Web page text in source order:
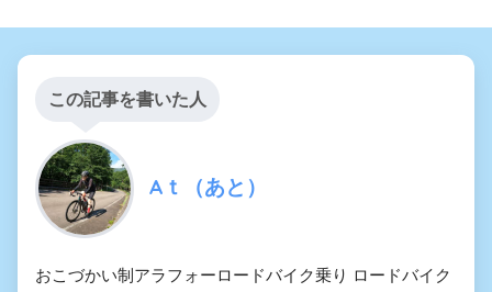
この記事を書いた人
Aｔ（あと）
おこづかい制アラフォーロードバイク乗り ロードバイク